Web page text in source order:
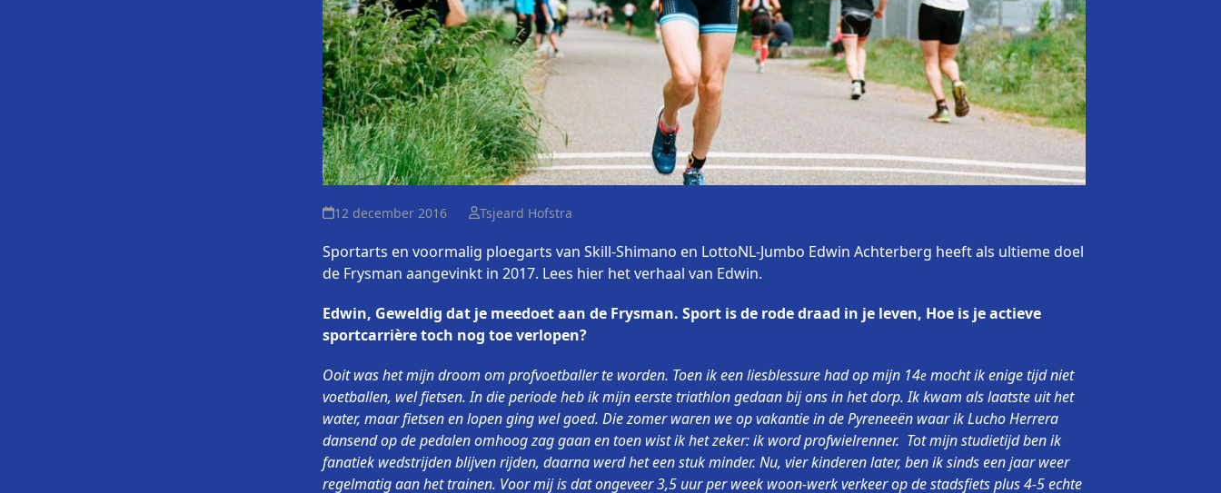
12 december 2016 Tsjeard Hofstra
Sportarts en voormalig ploegarts van Skill-Shimano en LottoNL-Jumbo Edwin Achterberg heeft als ultieme doel
de Frysman aangevinkt in 2017. Lees hier het verhaal van Edwin.
Edwin, Geweldig dat je meedoet aan de Frysman. Sport is de rode draad in je leven, Hoe is je actieve
sportcarrière toch nog toe verlopen?
Ooit was het mijn droom om profvoetballer te worden. Toen ik een liesblessure had op mijn 14e mocht ik enige tijd niet
voetballen, wel fietsen. In die periode heb ik mijn eerste triathlon gedaan bij ons in het dorp. Ik kwam als laatste uit het
water, maar fietsen en lopen ging wel goed. Die zomer waren we op vakantie in de Pyreneeën waar ik Lucho Herrera
dansend op de pedalen omhoog zag gaan en toen wist ik het zeker: ik word profwielrenner. Tot mijn studietijd ben ik
fanatiek wedstrijden blijven rijden, daarna werd het een stuk minder. Nu, vier kinderen later, ben ik sinds een jaar weer
regelmatig aan het trainen. Voor mij is dat ongeveer 3,5 uur per week woon-werk verkeer op de stadsfiets plus 4-5 echte